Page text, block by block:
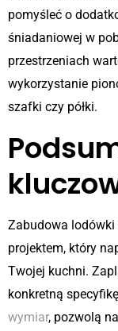
pomyśleć o
śniadaniowej w
przestrzeniach
wykorzystanie
szafki czy półki.
Zabudowa lodówki
projektem, który
Twojej kuchni.
konkretną
wymiar, pozwolą